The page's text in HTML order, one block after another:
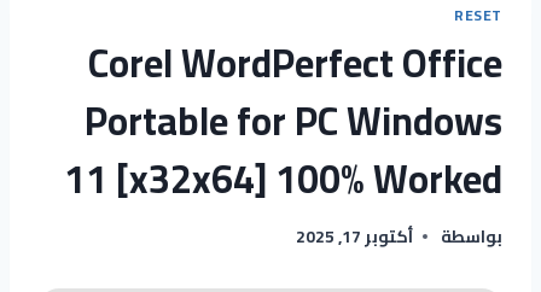
RESET
Corel WordPerfect Office
Portable for PC Windows
11 [x32x64] 100% Worked
بواسطة أكتوبر 17, 2025